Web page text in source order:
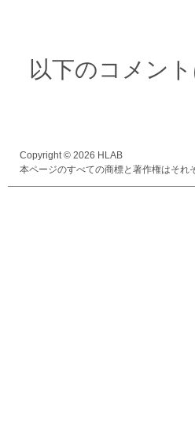
以下のコメン
Copyright © 2026 HLAB
本ページのすべての商標と著作権はそれ